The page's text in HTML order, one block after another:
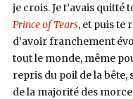
je crois. Je t’avais quitté
Prince of Tears, et puis te
d’avoir franchement
tout le monde, même
repris du poil de la bête,
de la majorité des